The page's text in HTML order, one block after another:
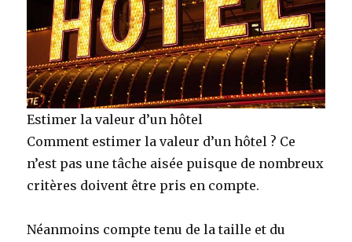
Estimer la valeur d’un hôtel
Comment estimer la valeur d’un hôtel ? Ce
n’est pas une tâche aisée puisque de nombreux
critères doivent être pris en compte.
Néanmoins compte tenu de la taille et du